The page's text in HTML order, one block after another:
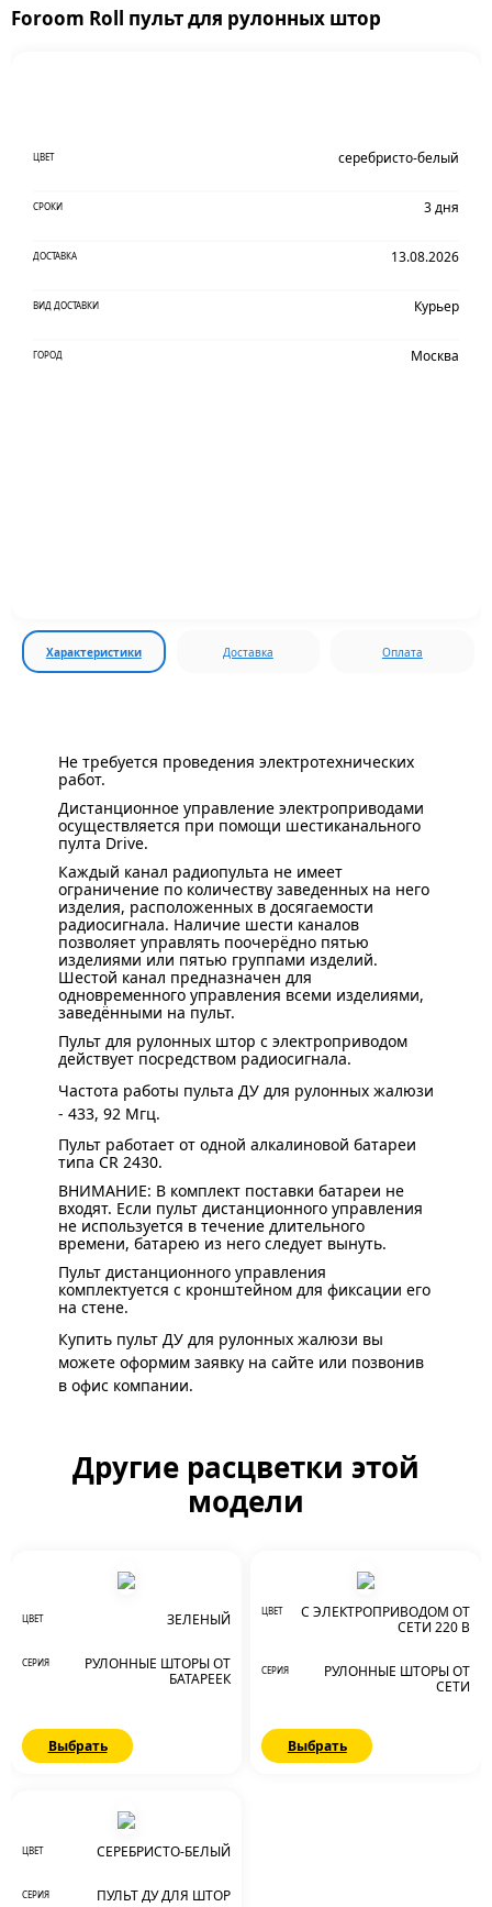
Foroom Roll пульт для рулонных штор
ЦВЕТ серебристо-белый
СРОКИ 3 дня
ДОСТАВКА 13.08.2026
ВИД ДОСТАВКИ Курьер
ГОРОД Москва
Характеристики Доставка Оплата
Не требуется проведения электротехнических
работ.
Дистанционное управление электроприводами
осуществляется при помощи шестиканального
пулта Drive.
Каждый канал радиопульта не имеет
ограничение по количеству заведенных на него
изделия, расположенных в досягаемости
радиосигнала. Наличие шести каналов
позволяет управлять поочерёдно пятью
изделиями или пятью группами изделий.
Шестой канал предназначен для
одновременного управления всеми изделиями,
заведёнными на пульт.
Пульт для рулонных штор с электроприводом
действует посредством радиосигнала.
Частота работы пульта ДУ для рулонных жалюзи
- 433, 92 Мгц.
Пульт работает от одной алкалиновой батареи
типа CR 2430.
ВНИМАНИЕ: В комплект поставки батареи не
входят. Если пульт дистанционного управления
не используется в течение длительного
времени, батарею из него следует вынуть.
Пульт дистанционного управления
комплектуется с кронштейном для фиксации его
на стене.
Купить пульт ДУ для рулонных жалюзи вы
можете оформим заявку на сайте или позвонив
в офис компании.
Другие расцветки этой
модели
ЦВЕТ ЗЕЛЕНЫЙ
СЕРИЯ
РУЛОННЫЕ ШТОРЫ ОТ
БАТАРЕЕК
Выбрать
ЦВЕТ
С ЭЛЕКТРОПРИВОДОМ ОТ
СЕТИ 220 В
СЕРИЯ
РУЛОННЫЕ ШТОРЫ ОТ
СЕТИ
Выбрать
ЦВЕТ СЕРЕБРИСТО-БЕЛЫЙ
СЕРИЯ ПУЛЬТ ДУ ДЛЯ ШТОР